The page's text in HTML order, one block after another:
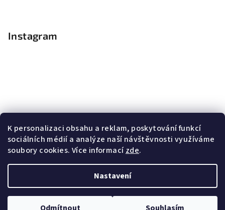
K personalizaci obsahu a reklam, poskytování funkcí
sociálních médií a analýze naší návštěvnosti využíváme
soubory cookies. Více informacízde.
Nastavení
Instagram
Sledovat na Instagramu
Upravit nastavení cookies